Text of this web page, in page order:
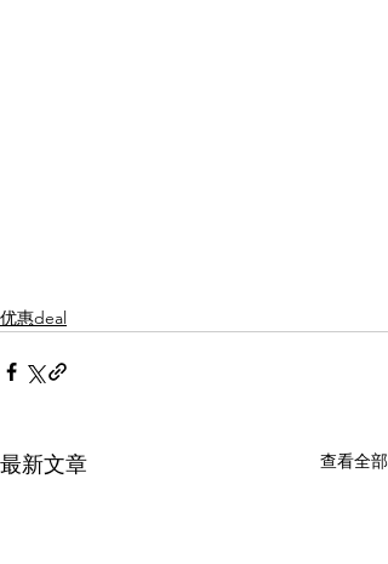
优惠deal
最新文章 查看全部